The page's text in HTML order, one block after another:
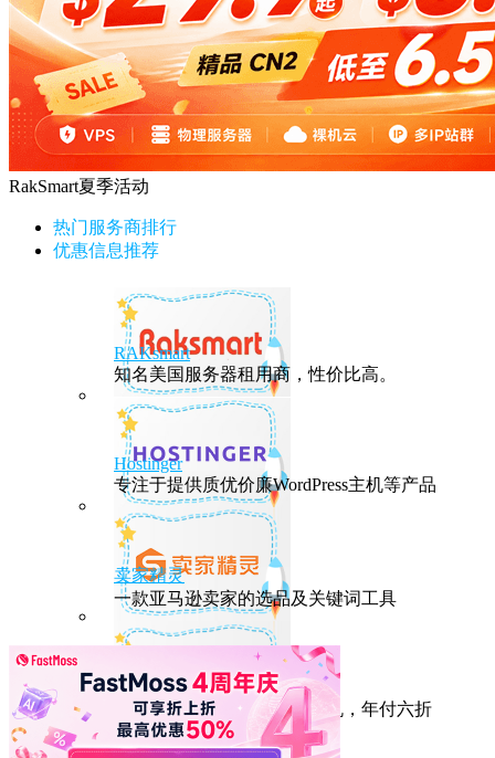
RakSmart夏季活动
热门服务商排行
优惠信息推荐
RAKsmart
知名美国服务器租用商，性价比高。
Hostinger
专注于提供质优价廉WordPress主机等产品
卖家精灵
一款亚马逊卖家的选品及关键词工具
HostEase
性能出众的高性价比美国主机，年付六折